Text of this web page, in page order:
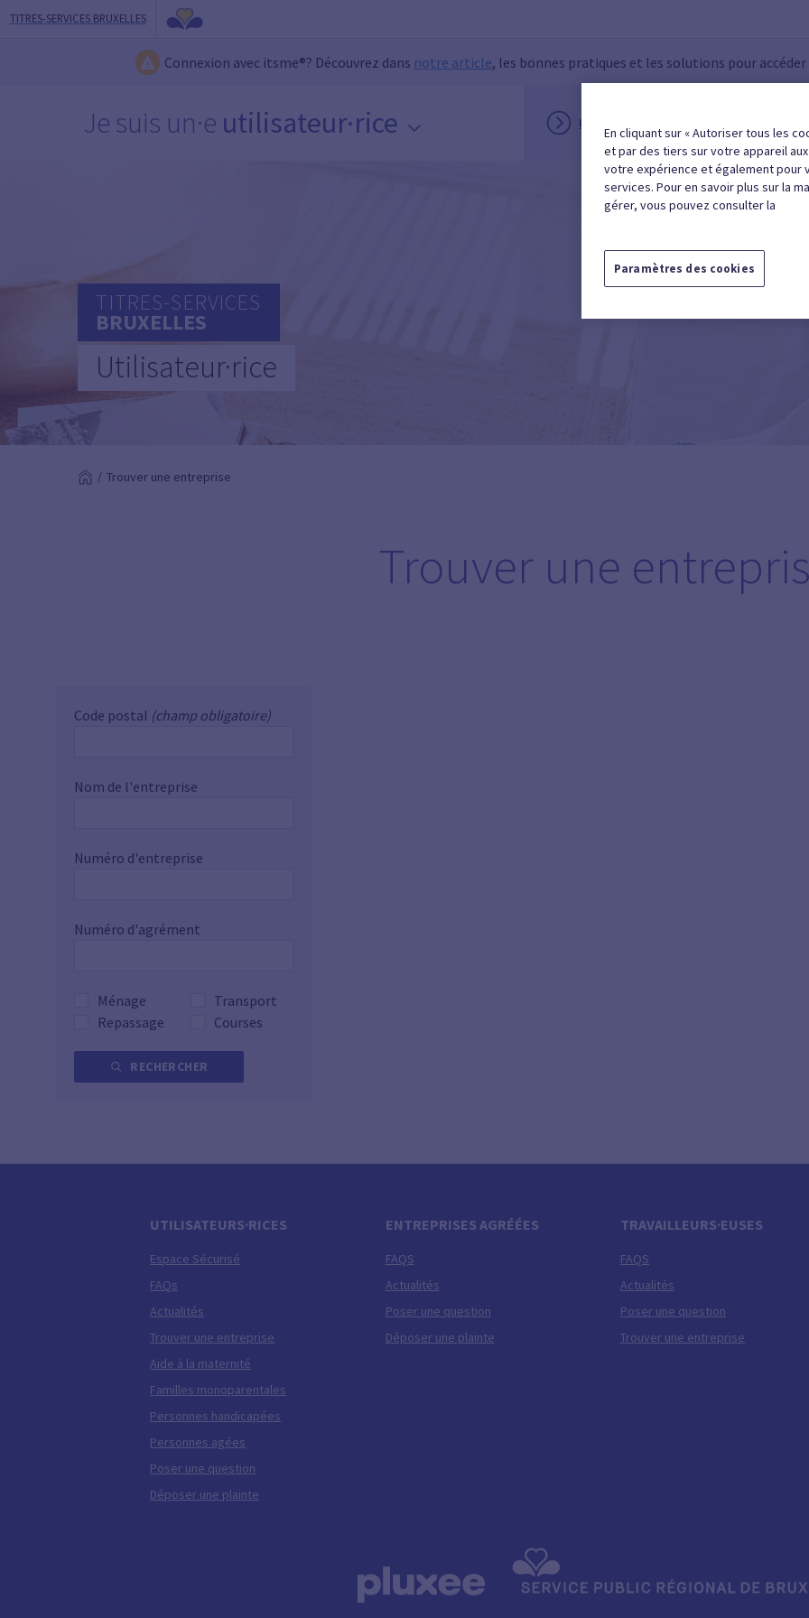
TITRES-SERVICES BRUXELLES
Connexion avec itsme®? Découvrez dans notre article, les bonnes pratiques et les solutions pour
Je suis un·e utilisateur·rice INSCRIPTION
TITRES-SERVICES
BRUXELLES
Utilisateur·rice
Trouver une entreprise
Trouver une
Code postal (champ obligatoire)
Nom de l'entreprise
Numéro d'entreprise
Numéro d'agrément
Ménage
Transport
Repassage
Courses
RECHERCHER
UTILISATEURS·RICES
Espace Sécurisé
FAQs
Actualités
Trouver une entreprise
Aide à la maternité
Familles monoparentales
Personnes handicapées
Personnes agées
Poser une question
Déposer une plainte
ENTREPRISES AGRÉÉES
FAQS
Actualités
Poser une question
Déposer une plainte
TRAVAILLEURS·EUSES
FAQS
Actualités
Poser une question
Trouver une entreprise
En cliquant sur « Autoriser tous les
et par des tiers sur votre appareil
votre expérience et également pour
services. Pour en savoir plus sur la
gérer, vous pouvez consulter la
Paramètres des cookies